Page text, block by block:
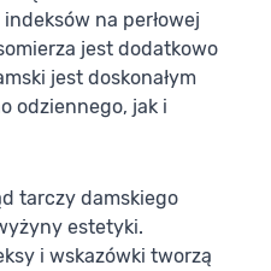
na perłowej
jest dodatkowo
jest doskonałym
odziennego, jak i
tarczy damskiego
estetyki.
i wskazówki tworzą